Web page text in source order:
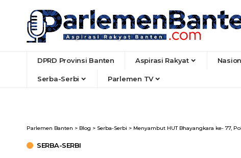
DPRD Provinsi Banten Aspirasi Rakyat
Serba-Serbi Parlemen TV
Parlemen Banten > Blog > Serba-Serbi > Menyambut HUT Bhayangkara ke- 77,
SERBA-SERBI